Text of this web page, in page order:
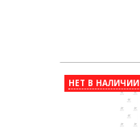
НЕТ В НАЛИЧИИ